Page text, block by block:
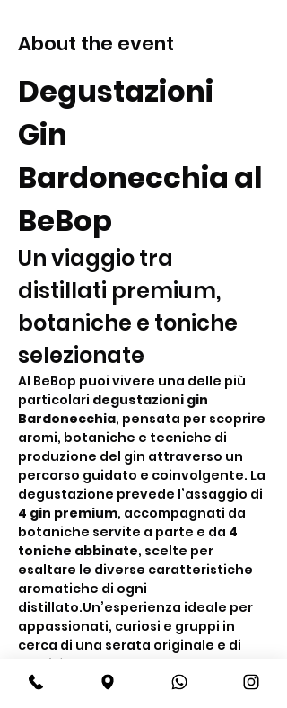
About the event
Degustazioni
Gin
Bardonecchia al
BeBop
Un viaggio tra
distillati premium,
botaniche e toniche
selezionate
Al BeBop puoi vivere una delle più
particolari degustazioni gin
Bardonecchia, pensata per scoprire
aromi, botaniche e tecniche di
produzione del gin attraverso un
percorso guidato e coinvolgente. La
degustazione prevede l’assaggio di
4 gin premium, accompagnati da
botaniche servite a parte e da 4
toniche abbinate, scelte per
esaltare le diverse caratteristiche
aromatiche di ogni
distillato.Un’esperienza ideale per
appassionati, curiosi e gruppi in
cerca di una serata originale e di
qualità.
Cosa include la